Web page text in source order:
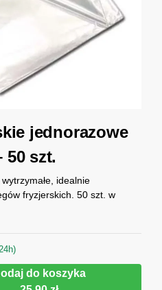
jednorazowe
50 szt.
idealnie
fryzjerskich. 50 szt. w
do koszyka